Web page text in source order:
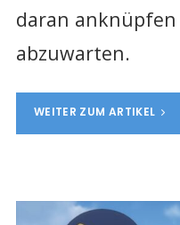
daran
abzuwarten.
WEITER ZUM ARTIKEL